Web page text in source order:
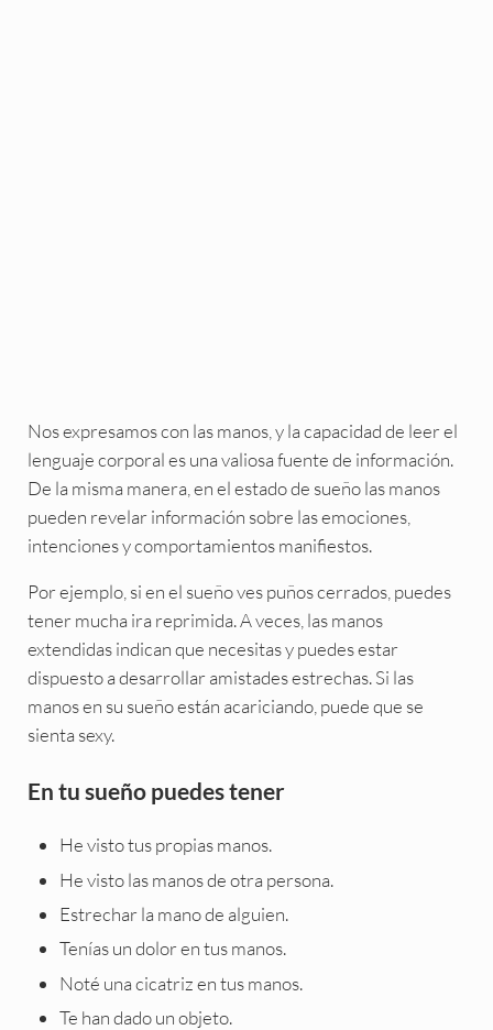
Nos expresamos con las manos, y la capacidad de leer el
lenguaje corporal es una valiosa fuente de información.
De la misma manera, en el estado de sueño las manos
pueden revelar información sobre las emociones,
intenciones y comportamientos manifiestos.
Por ejemplo, si en el sueño ves puños cerrados, puedes
tener mucha ira reprimida. A veces, las manos
extendidas indican que necesitas y puedes estar
dispuesto a desarrollar amistades estrechas. Si las
manos en su sueño están acariciando, puede que se
sienta sexy.
En tu sueño puedes tener
He visto tus propias manos.
He visto las manos de otra persona.
Estrechar la mano de alguien.
Tenías un dolor en tus manos.
Noté una cicatriz en tus manos.
Te han dado un objeto.